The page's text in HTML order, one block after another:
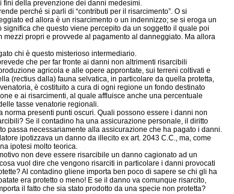
fini della prevenzione dei danni medesimi.
perché si parli di “contributi per il risarcimento”. O si
ed allora è un risarcimento o un indennizzo; se si eroga un
significa che questo viene percepito da un soggetto il quale poi
mezzi propri e provvede al pagamento al danneggiato. Ma allora
chi è questo misterioso intermediario.
che per far fronte ai danni non altrimenti risarcibili
agricola e alle opere approntate, sui terreni coltivati e
(rectius dalla) fauna selvatica, in particolare da quella protetta,
è costituito a cura di ogni regione un fondo destinato
e ai risarcimenti, al quale affluisce anche una percentuale
tasse venatorie regionali.
norma presenti punti oscuri. Quali possono essere i danni non
Se il contadino ha una assicurazione personale, il diritto
passa necessariamente alla assicurazione che ha pagato i danni.
ipotizzava un danno da illecito ex art. 2043 C.C., ma, come
ipotesi molto teorica.
non deve essere risarcibile un danno cagionato ad un
vuol dire che vengono risarciti in particolare i danni provocati
Al contadino gliene importa ben poco di sapere se chi gli ha
era protetto o meno! E se il danno va comunque risarcito,
il fatto che sia stato prodotto da una specie non protetta?